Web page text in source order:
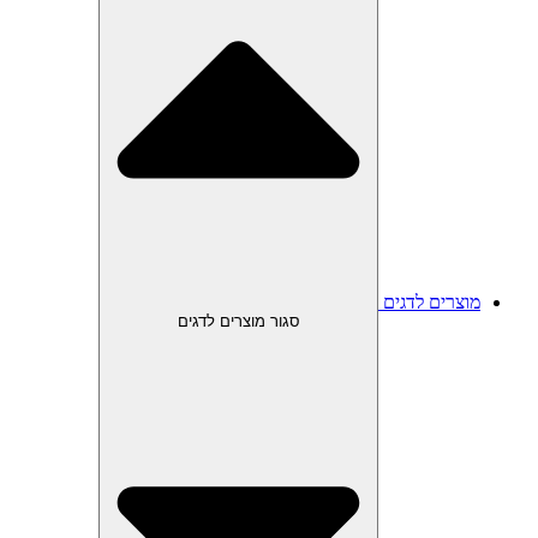
מוצרים לדגים
סגור מוצרים לדגים